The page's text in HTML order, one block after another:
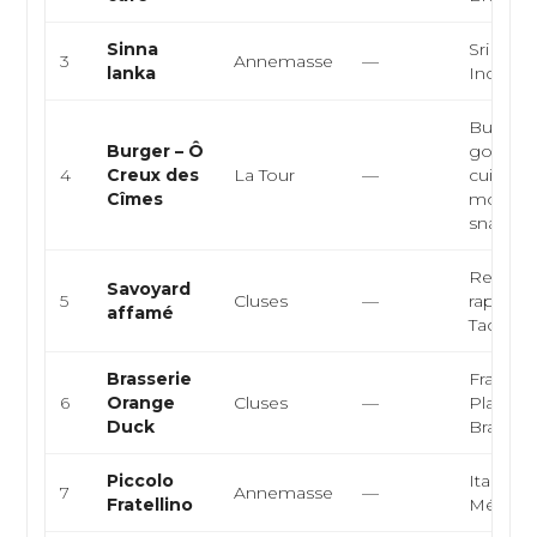
3
Sinna
lanka
Annemasse —
Sri
Indien,
4
Burger – Ô
Creux des
Cîmes
La Tour —
Burgers
cuisine
snack
5
Savoyard
affamé
Cluses —
rapide,
Tacos,
6
Brasserie
Orange
Duck
Cluses —
7
Piccolo
Fratellino
Annemasse —